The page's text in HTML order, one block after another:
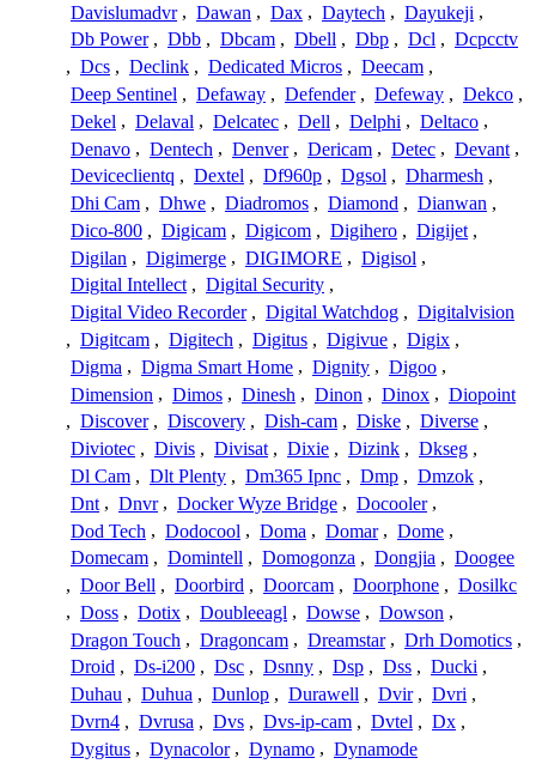
Davislumadvr , Dawan , Dax , Daytech , Dayukeji ,
Db Power , Dbb , Dbcam , Dbell , Dbp , Dcl , Dcpcctv
, Dcs , Declink , Dedicated Micros , Deecam ,
Deep Sentinel , Defaway , Defender , Defeway , Dekco ,
Dekel , Delaval , Delcatec , Dell , Delphi , Deltaco ,
Denavo , Dentech , Denver , Dericam , Detec , Devant ,
Deviceclientq , Dextel , Df960p , Dgsol , Dharmesh ,
Dhi Cam , Dhwe , Diadromos , Diamond , Dianwan ,
Dico-800 , Digicam , Digicom , Digihero , Digijet ,
Digilan , Digimerge , DIGIMORE , Digisol ,
Digital Intellect , Digital Security ,
Digital Video Recorder , Digital Watchdog , Digitalvision
, Digitcam , Digitech , Digitus , Digivue , Digix ,
Digma , Digma Smart Home , Dignity , Digoo ,
Dimension , Dimos , Dinesh , Dinon , Dinox , Diopoint
, Discover , Discovery , Dish-cam , Diske , Diverse ,
Diviotec , Divis , Divisat , Dixie , Dizink , Dkseg ,
Dl Cam , Dlt Plenty , Dm365 Ipnc , Dmp , Dmzok ,
Dnt , Dnvr , Docker Wyze Bridge , Docooler ,
Dod Tech , Dodocool , Doma , Domar , Dome ,
Domecam , Domintell , Domogonza , Dongjia , Doogee
, Door Bell , Doorbird , Doorcam , Doorphone , Dosilkc
, Doss , Dotix , Doubleeagl , Dowse , Dowson ,
Dragon Touch , Dragoncam , Dreamstar , Drh Domotics ,
Droid , Ds-i200 , Dsc , Dsnny , Dsp , Dss , Ducki ,
Duhau , Duhua , Dunlop , Durawell , Dvir , Dvri ,
Dvrn4 , Dvrusa , Dvs , Dvs-ip-cam , Dvtel , Dx ,
Dygitus , Dynacolor , Dynamo , Dynamode